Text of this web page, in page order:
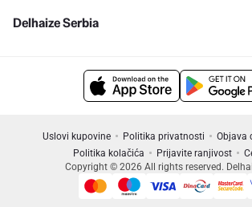
Delhaize Serbia
Uslovi kupovine Politika privatnosti
Objava
Politika kolačića
Prijavite ranjivost
Copyright © 2026 All rights reserved.